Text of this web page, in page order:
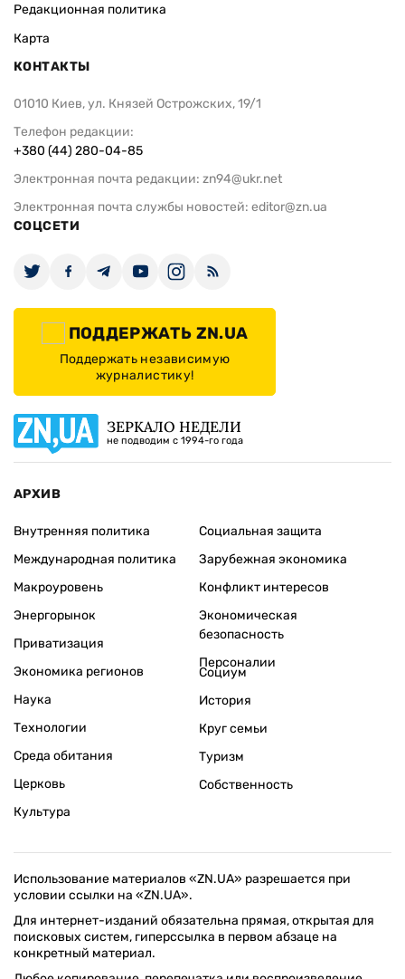
Редакционная политика
Карта
КОНТАКТЫ
01010 Киев, ул. Князей Острожских, 19/1
Телефон редакции:
+380 (44) 280-04-85
Электронная почта редакции: zn94@ukr.net
Электронная почта службы новостей: editor@zn.ua
СОЦСЕТИ
ПОДДЕРЖАТЬ ZN.UA
Поддержать независимую
журналистику!
ЗЕРКАЛО НЕДЕЛИ
не подводим с 1994-го года
АРХИВ
Внутренняя политика
Международная политика
Макроуровень
Энергорынок
Приватизация
Экономика регионов
Социальная защита
Зарубежная экономика
Конфликт интересов
Экономическая
безопасность
Персоналии
Наука
Технологии
Среда обитания
Церковь
Культура
Социум
История
Круг семьи
Туризм
Собственность
Использование материалов «ZN.UA» разрешается при
условии ссылки на «ZN.UA».
Для интернет-изданий обязательна прямая, открытая для
поисковых систем, гиперссылка в первом абзаце на
конкретный материал.